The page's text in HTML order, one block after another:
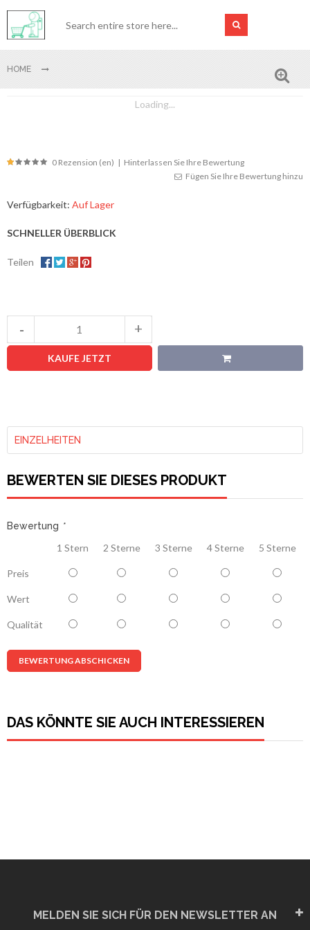
HOME
Loading...
0 Rezension (en) | Hinterlassen Sie Ihre Bewertung
Fügen Sie Ihre Bewertung hinzu
Verfügbarkeit: Auf Lager
SCHNELLER ÜBERBLICK
Teilen
KAUFE JETZT
EINZELHEITEN
BEWERTEN SIE DIESES PRODUKT
Bewertung *
1 Stern 2 Sterne 3 Sterne 4 Sterne 5 Sterne
Preis
Wert
Qualität
BEWERTUNG ABSCHICKEN
DAS KÖNNTE SIE AUCH INTERESSIEREN
MELDEN SIE SICH FÜR DEN NEWSLETTER AN